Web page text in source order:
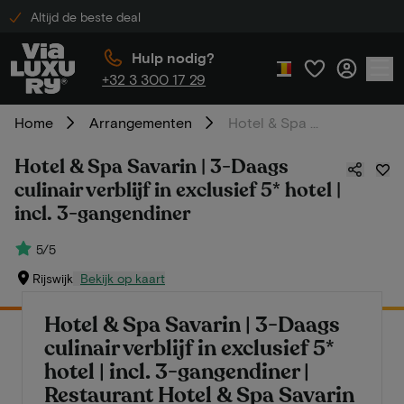
Altijd de beste deal
Hulp nodig?
+32 3 300 17 29
Home Arrangementen
Hotel & Spa Savarin | 3-Daags
culinair verblijf in exclusief 5* hotel |
incl. 3-gangendiner
5/5
Rijswijk Bekijk op kaart
Hotel & Spa Savarin | 3-Daags
culinair verblijf in exclusief 5*
hotel | incl. 3-gangendiner |
Restaurant Hotel & Spa Savarin